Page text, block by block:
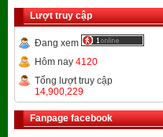
Lượt truy cập
Đang xem
Hôm nay 4120
Tổng lượt truy cập
14,900,229
Fanpage facebook